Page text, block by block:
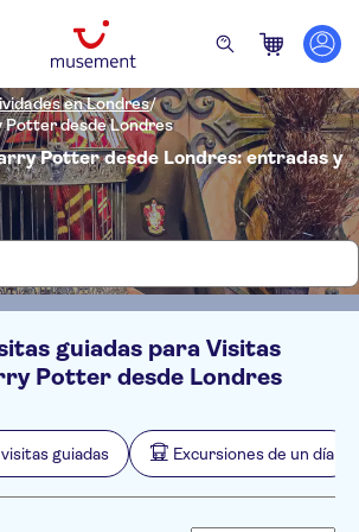
en Londres/
Potter desde Londres
Potter desde Londres: entradas y
Máx. €
way to Warner
al momento
gratuita
y visitas guiadas
de un día
guiadas para Visitas
Potter desde Londres
guiadas Excursiones de un día